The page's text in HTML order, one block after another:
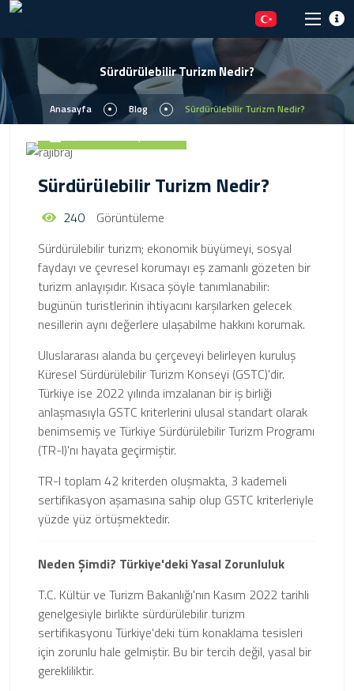
Sürdürülebilir Turizm Nedir?
Anasayfa Blog Sürdürülebilir Turizm Nedir?
17 Mart 2026, 15:51
Sürdürülebilir Turizm Nedir?
240
Görüntüleme
Sürdürülebilir turizm; ekonomik büyümeyi, sosyal
faydayı ve çevresel korumayı eş zamanlı gözeten bir
turizm anlayışıdır. Kısaca şöyle tanımlanabilir:
bugünün turistlerinin ihtiyacını karşılarken gelecek
nesillerin aynı değerlere ulaşabilme hakkını korumak.
Uluslararası alanda bu çerçeveyi belirleyen kuruluş
Küresel Sürdürülebilir Turizm Konseyi (GSTC)'dir.
Türkiye ise 2022 yılında imzalanan bir iş birliği
anlaşmasıyla GSTC kriterlerini ulusal standart olarak
benimsemiş ve Türkiye Sürdürülebilir Turizm Programı
(TR-I)'nı hayata geçirmiştir.
TR-I toplam 42 kriterden oluşmakta, 3 kademeli
sertifikasyon aşamasına sahip olup GSTC kriterleriyle
yüzde yüz örtüşmektedir.
Neden Şimdi? Türkiye'deki Yasal Zorunluluk
T.C. Kültür ve Turizm Bakanlığı'nın Kasım 2022 tarihli
genelgesiyle birlikte sürdürülebilir turizm
sertifikasyonu Türkiye'deki tüm konaklama tesisleri
için zorunlu hale gelmiştir. Bu bir tercih değil, yasal bir
gerekliliktir.